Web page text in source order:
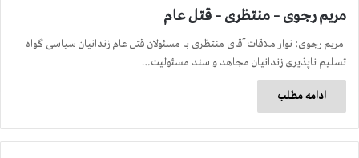
مریم رجوی – منتظری – قتل عام
مریم رجوی: نوار ملاقات آقای منتظری با مسئولان قتل عام زندانیان سیاسی گواه
تسلیم ناپذیری زندانیان مجاهد و سند مسئولیت…
ادامه مطلب